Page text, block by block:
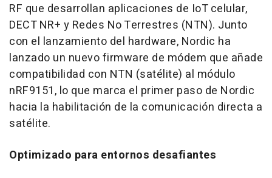
RF que desarrollan aplicaciones de IoT celular,
DECT NR+ y Redes No Terrestres (NTN). Junto
con el lanzamiento del hardware, Nordic ha
lanzado un nuevo firmware de módem que añade
compatibilidad con NTN (satélite) al módulo
nRF9151, lo que marca el primer paso de Nordic
hacia la habilitación de la comunicación directa a
satélite.
Optimizado para entornos desafiantes